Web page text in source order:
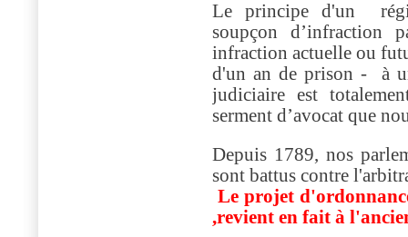
Le principe d'un
soupçon d’infraction
infraction actuelle ou
d'un an de prison -
à
judiciaire est
serment d’avocat que
Depuis 1789, nos
sont battus contre
Le projet
,revient en fait à